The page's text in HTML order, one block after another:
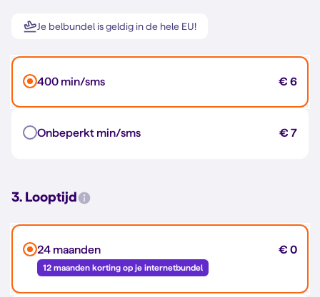
Je belbundel is geldig in de hele EU!
400 min/sms € 6
Onbeperkt min/sms € 7
3. Looptijd
24 maanden
12 maanden korting op je internetbundel
€ 0